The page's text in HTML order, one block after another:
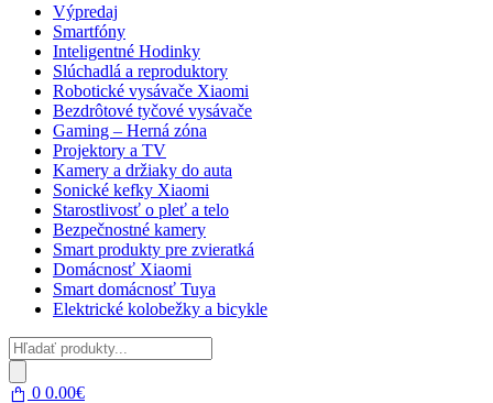
Výpredaj
Smartfóny
Inteligentné Hodinky
Slúchadlá a reproduktory
Robotické vysávače Xiaomi
Bezdrôtové tyčové vysávače
Gaming – Herná zóna
Projektory a TV
Kamery a držiaky do auta
Sonické kefky Xiaomi
Starostlivosť o pleť a telo
Bezpečnostné kamery
Smart produkty pre zvieratká
Domácnosť Xiaomi
Smart domácnosť Tuya
Elektrické kolobežky a bicykle
Products
search
0 0.00€